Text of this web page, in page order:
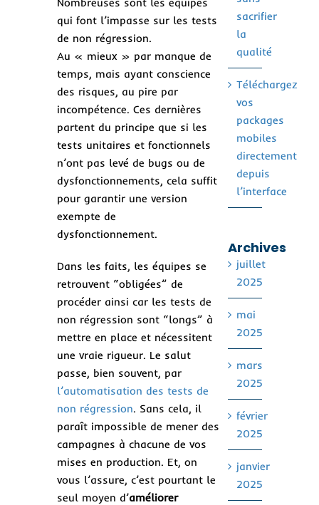
qui font l’impasse sur les tests
de non régression.
Au « mieux » par manque de
temps, mais ayant conscience
des risques, au pire par
incompétence. Ces dernières
partent du principe que si les
tests unitaires et fonctionnels
n’ont pas levé de bugs ou de
dysfonctionnements, cela suffit
pour garantir une version
exempte de
dysfonctionnement.
Dans les faits, les équipes se
retrouvent “obligées” de
procéder ainsi car les tests de
non régression sont “longs” à
mettre en place et nécessitent
une vraie rigueur. Le salut
passe, bien souvent, par
l’automatisation des tests de
non régression. Sans cela, il
paraît impossible de mener des
campagnes à chacune de vos
mises en production. Et, on
vous l’assure, c’est pourtant le
seul moyen d’améliorer
sacrifier
la
qualité
Téléchargez
vos
packages
mobiles
directement
depuis
l’interface
Archives
juillet
2025
mai
2025
mars
2025
février
2025
janvier
2025